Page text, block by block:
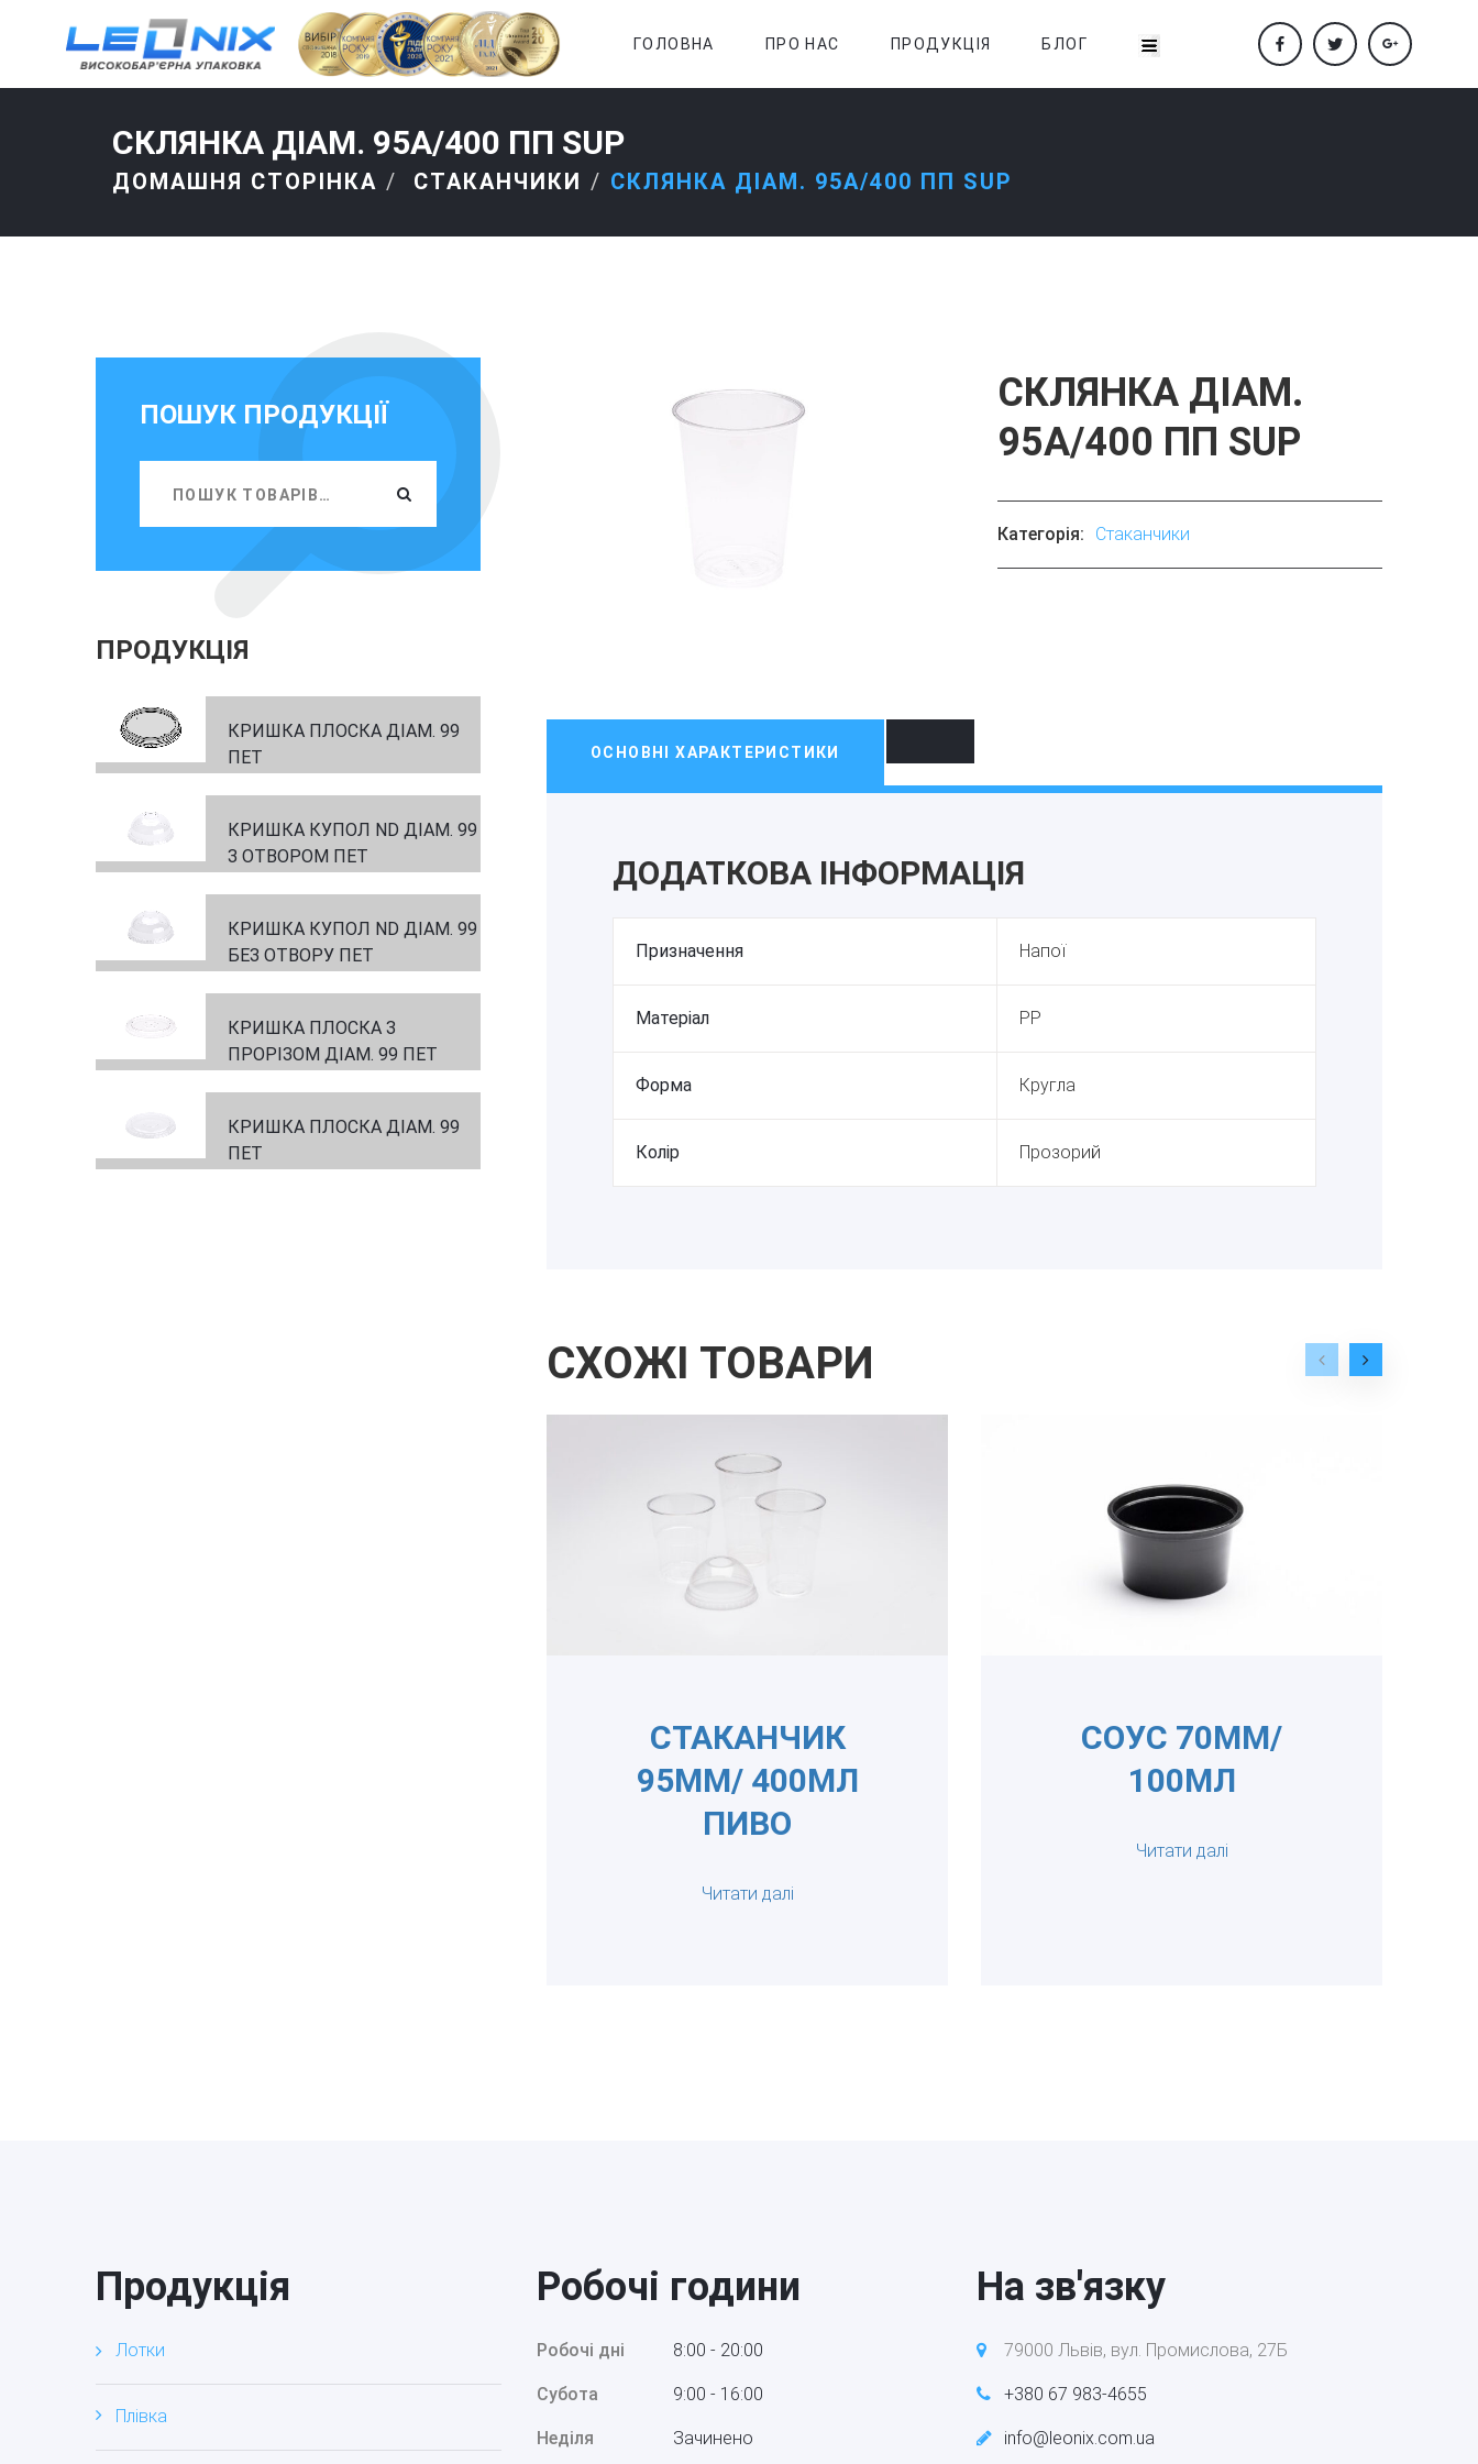
ГОЛОВНА ПРО НАС ПРОДУКЦІЯ БЛОГ
СКЛЯНКА ДІАМ. 95A/400 ПП SUP
ДОМАШНЯ СТОРІНКА СТАКАНЧИКИ СКЛЯНКА ДІАМ. 95A/400 ПП SUP
СКЛЯНКА ДІАМ.
95A/400 ПП SUP
Категорія: Стаканчики
ОСНОВНІ ХАРАКТЕРИСТИКИ
ДОДАТКОВА ІНФОРМАЦІЯ
Призначення Напої
Матеріал PP
Форма Кругла
Колір Прозорий
СХОЖІ ТОВАРИ
СТАКАНЧИК
95ММ/ 400МЛ
ПИВО
Читати далі
СОУС 70ММ/
100МЛ
Читати далі
ПОШУК ПРОДУКЦІЇ
ПРОДУКЦІЯ
КРИШКА ПЛОСКА ДІАМ. 99
ПЕТ
КРИШКА КУПОЛ ND ДІАМ. 99
З ОТВОРОМ ПЕТ
КРИШКА КУПОЛ ND ДІАМ. 99
БЕЗ ОТВОРУ ПЕТ
КРИШКА ПЛОСКА З
ПРОРІЗОМ ДІАМ. 99 ПЕТ
КРИШКА ПЛОСКА ДІАМ. 99
ПЕТ
Продукція
Лотки
Плівка
Робочі години
Робочі дні 8:00 - 20:00
Субота 9:00 - 16:00
Неділя Зачинено
На зв'язку
79000 Львів, вул. Промислова, 27Б
+380 67 983-4655
info@leonix.com.ua